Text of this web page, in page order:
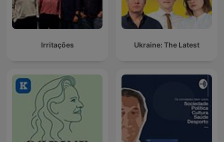
Irritações Ukraine: The Latest